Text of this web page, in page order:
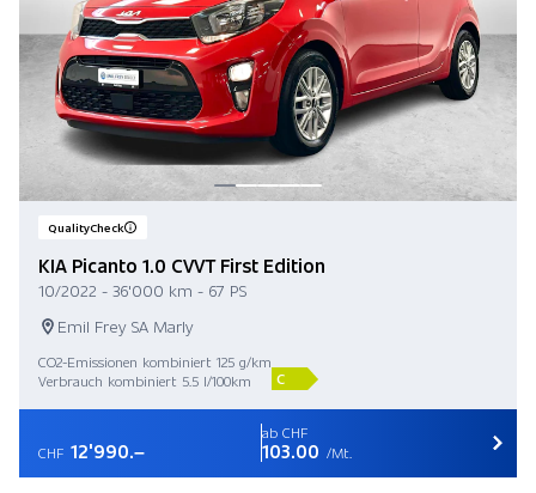
QualityCheck
KIA Picanto 1.0 CVVT First Edition
10/2022 - 36'000 km - 67 PS
Emil Frey SA Marly
CO2-Emissionen kombiniert 125 g/km
Verbrauch kombiniert 5.5 l/100km
C
CHF 12'990.–
ab CHF
103.00 /Mt.